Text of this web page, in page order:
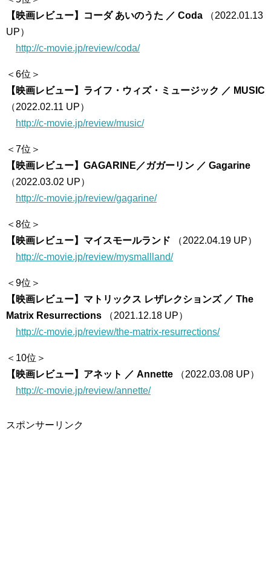
【映画レビュー】コーダ あいのうた ／ Coda （2022.01.13
UP）
http://c-movie.jp/review/coda/
＜6位＞
【映画レビュー】ライフ・ウィズ・ミュージック ／ MUSIC
（2022.02.11 UP）
http://c-movie.jp/review/music/
＜7位＞
【映画レビュー】GAGARINE／ガガーリン ／ Gagarine
（2022.03.02 UP）
http://c-movie.jp/review/gagarine/
＜8位＞
【映画レビュー】マイスモールランド （2022.04.19 UP）
http://c-movie.jp/review/mysmallland/
＜9位＞
【映画レビュー】マトリックス レザレクションズ ／ The
Matrix Resurrections （2021.12.18 UP）
http://c-movie.jp/review/the-matrix-resurrections/
＜10位＞
【映画レビュー】アネット ／ Annette （2022.03.08 UP）
http://c-movie.jp/review/annette/
スポンサーリンク